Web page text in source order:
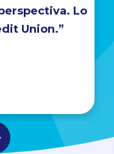
Lo
Union.”